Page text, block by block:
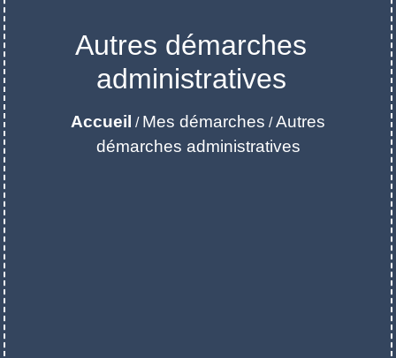
Autres démarches
administratives
Accueil / Mes démarches /Autres
démarches administratives